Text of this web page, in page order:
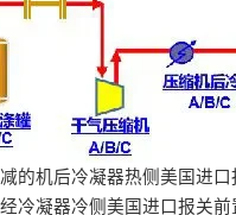
的机后冷凝器热侧美国进
冷凝器冷侧美国进口报关